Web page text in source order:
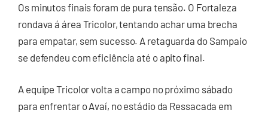
Os minutos finais foram de pura tensão. O Fortaleza
rondava á área Tricolor, tentando achar uma brecha
para empatar, sem sucesso. A retaguarda do Sampaio
se defendeu com eficiência até o apito final.
A equipe Tricolor volta a campo no próximo sábado
para enfrentar o Avaí, no estádio da Ressacada em